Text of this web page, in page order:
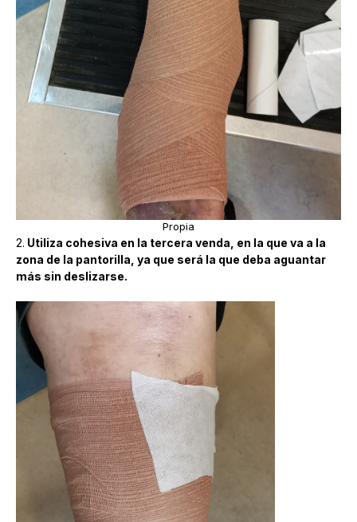
Propia
2. Utiliza cohesiva en la tercera venda, en la que va a la
zona de la pantorilla, ya que será la que deba aguantar
más sin deslizarse.